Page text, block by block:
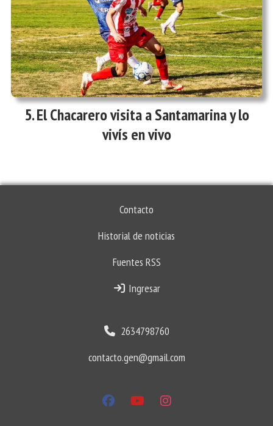
El Chacarero visita a Santamarina y lo
vivís en vivo
Contacto
Historial de noticias
Fuentes RSS
Ingresar
2634798760
contacto.gen@gmail.com